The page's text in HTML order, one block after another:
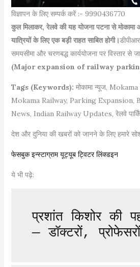
विज्ञापन के लिए सम्पर्क करें :- 9990436770
कुल मिलाकर, रेलवे की यह योजना पटना से
यात्रियों के लिए एक बड़ी राहत साबित होगी।
समयसीमा और चरणबद्ध कार्ययोजना पर विस्तार से
(Major expansion of railway
Tags (Keywords): मोकामा न्यूज,
Mokama Railway, Parking Expansion,
News, Indian Railway Updates, रेलवे
देश और दुनिया की खबरों को जानने के लिए हमारे
फेसबुक इन्स्टाग्राम यूट्यूब ट्विटर लिंक्डइन
ये भी पढ़े:
प्रशांत किशोर की
— डॉक्टरों,